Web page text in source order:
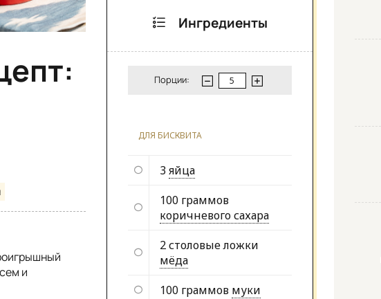
и
Ингредиенты
Порции:
ДЛЯ БИСКВИТА
3 яйца
100 граммов
коричневого сахара
2 столовые ложки
мёда
100 граммов муки